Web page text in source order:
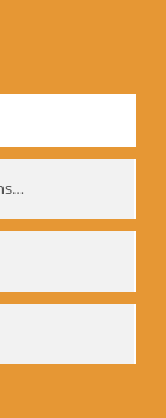
Russische Akademie für Theaterkunst – GITIS